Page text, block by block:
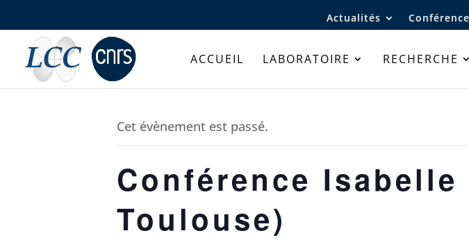
Actualités
ACCUEIL LABORATOIRE RECHERCHE
Cet évènement est passé.
Conférence Isabelle
Toulouse)